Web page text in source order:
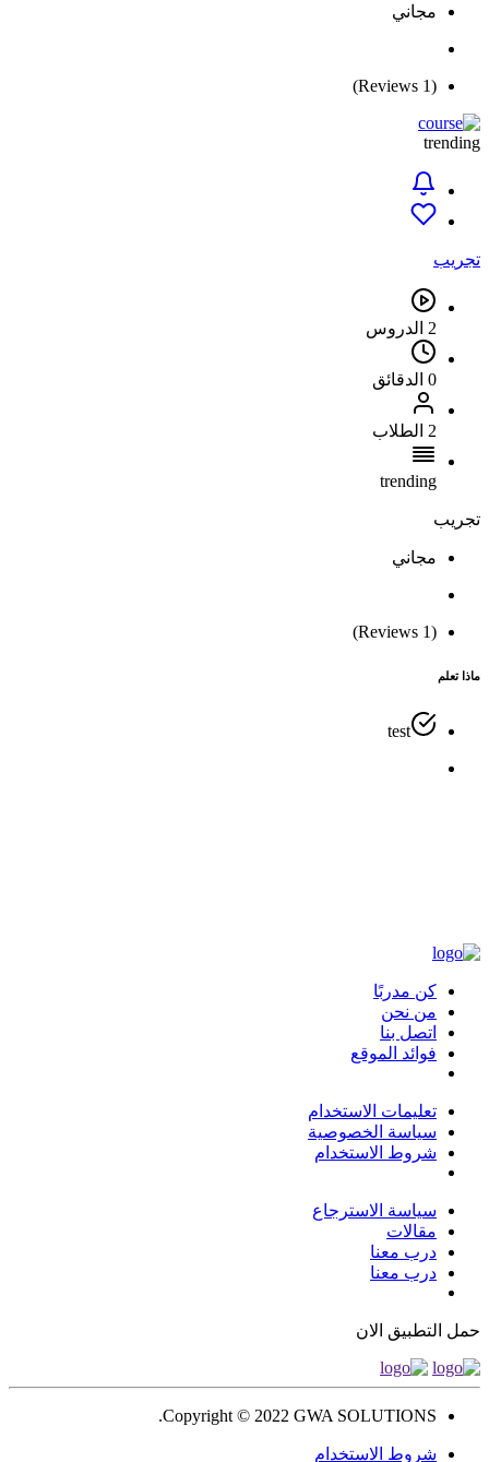
مجاني
(1 Reviews)
trending
تجريب
2 الدروس
0 الدقائق
2 الطلاب
trending
تجريب
مجاني
(1 Reviews)
ماذا تعلم
test
كن مدربًا
من نحن
اتصل بنا
فوائد الموقع
تعليمات الاستخدام
سياسة الخصوصية
شروط الاستخدام
سياسة الاسترجاع
مقالات
درب معنا
درب معنا
حمل التطبيق الان
Copyright © 2022 GWA SOLUTIONS.
شروط الاستخدام